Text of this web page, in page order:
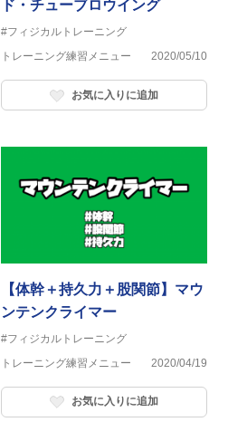
ド・チューブロウイング
#フィジカルトレーニング
トレーニング練習メニュー
2020/05/10
お気に入りに追加
【体幹＋持久力＋股関節】マウ
ンテンクライマー
#フィジカルトレーニング
トレーニング練習メニュー
2020/04/19
お気に入りに追加